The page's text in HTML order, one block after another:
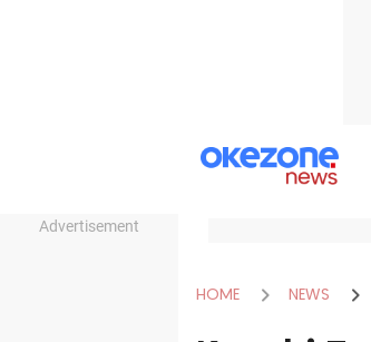
Advertisement
HOME NEWS